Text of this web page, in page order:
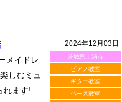
2024年12月03日
茨城県土浦市
ピアノ教室
ギター教室
ベース教室
メイドレ
しむミュ
れます!